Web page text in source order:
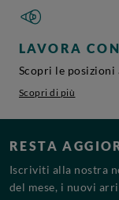
LAVORA
Scopri le posizioni
Scopri di più
RESTA
Iscriviti alla nostra
del mese, i nuovi